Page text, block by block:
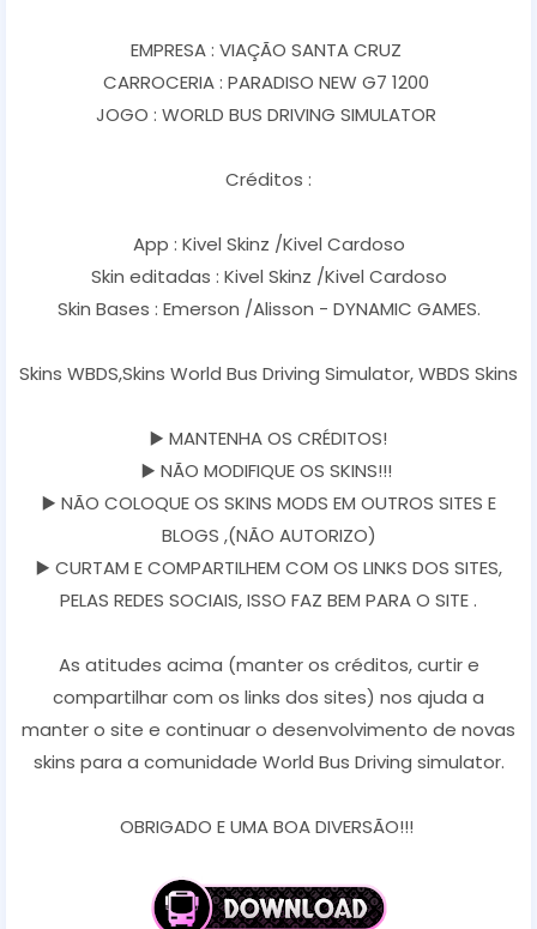
EMPRESA : VIAÇÃO SANTA CRUZ
CARROCERIA : PARADISO NEW G7 1200
JOGO : WORLD BUS DRIVING SIMULATOR
Créditos :
App : Kivel Skinz /Kivel Cardoso
Skin editadas : Kivel Skinz /Kivel Cardoso
Skin Bases : Emerson /Alisson - DYNAMIC GAMES.
Skins WBDS,Skins World Bus Driving Simulator, WBDS Skins
▶️ MANTENHA OS CRÉDITOS!
▶️ NÃO MODIFIQUE OS SKINS!!!
▶️ NÃO COLOQUE OS SKINS MODS EM OUTROS SITES E
BLOGS ,(NÃO AUTORIZO)
▶️ CURTAM E COMPARTILHEM COM OS LINKS DOS SITES,
PELAS REDES SOCIAIS, ISSO FAZ BEM PARA O SITE .
As atitudes acima (manter os créditos, curtir e
compartilhar com os links dos sites) nos ajuda a
manter o site e continuar o desenvolvimento de novas
skins para a comunidade World Bus Driving simulator.
OBRIGADO E UMA BOA DIVERSÃO!!!